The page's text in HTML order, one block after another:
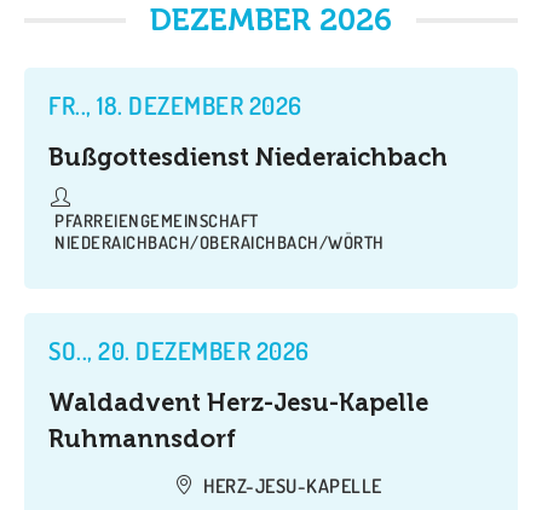
DEZEMBER 2026
FR.., 18. DEZEMBER 2026
Bußgottesdienst Niederaichbach
PFARREIENGEMEINSCHAFT
NIEDERAICHBACH/OBERAICHBACH/WÖRTH
SO.., 20. DEZEMBER 2026
Waldadvent Herz-Jesu-Kapelle
Ruhmannsdorf
HERZ-JESU-KAPELLE